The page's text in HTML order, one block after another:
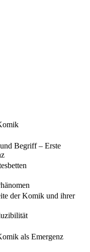
Begriff – Erste
der Komik und ihrer
als Emergenz